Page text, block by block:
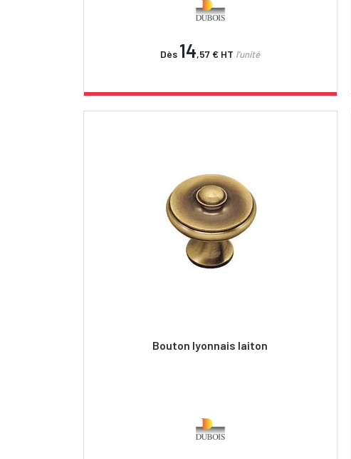
Dès 14,57 € HT l'unité
Bouton lyonnais laiton